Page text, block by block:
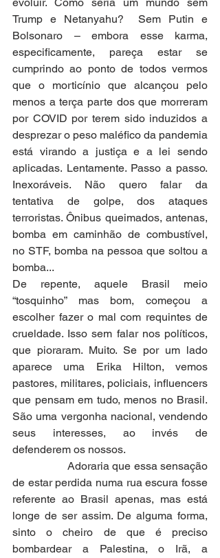
evoluir. Como seria um mundo sem
Trump e Netanyahu?  Sem Putin e
Bolsonaro – embora esse karma,
especificamente, pareça estar se
cumprindo ao ponto de todos vermos
que o morticínio que alcançou pelo
menos a terça parte dos que morreram
por COVID por terem sido induzidos a
desprezar o peso maléfico da pandemia
está virando a justiça e a lei sendo
aplicadas. Lentamente. Passo a passo.
Inexoráveis. Não quero falar da
tentativa de golpe, dos ataques
terroristas. Ônibus queimados, antenas,
bomba em caminhão de combustível,
no STF, bomba na pessoa que soltou a
bomba...
De repente, aquele Brasil meio
“tosquinho” mas bom, começou a
escolher fazer o mal com requintes de
crueldade. Isso sem falar nos políticos,
que pioraram. Muito. Se por um lado
aparece uma Erika Hilton, vemos
pastores, militares, policiais, influencers
que pensam em tudo, menos no Brasil.
São uma vergonha nacional, vendendo
seus interesses, ao invés de
defenderem os nossos.
Adoraria que essa sensação
de estar perdida numa rua escura fosse
referente ao Brasil apenas, mas está
longe de ser assim. De alguma forma,
sinto o cheiro de que é preciso
bombardear a Palestina, o Irã, a